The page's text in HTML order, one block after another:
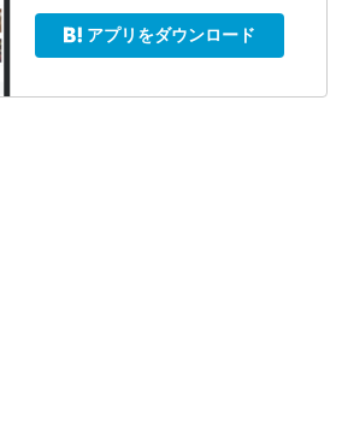
アプリをダウンロード